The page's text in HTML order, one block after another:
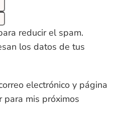
reducir el spam.
los datos de tus
electrónico y página
mis próximos